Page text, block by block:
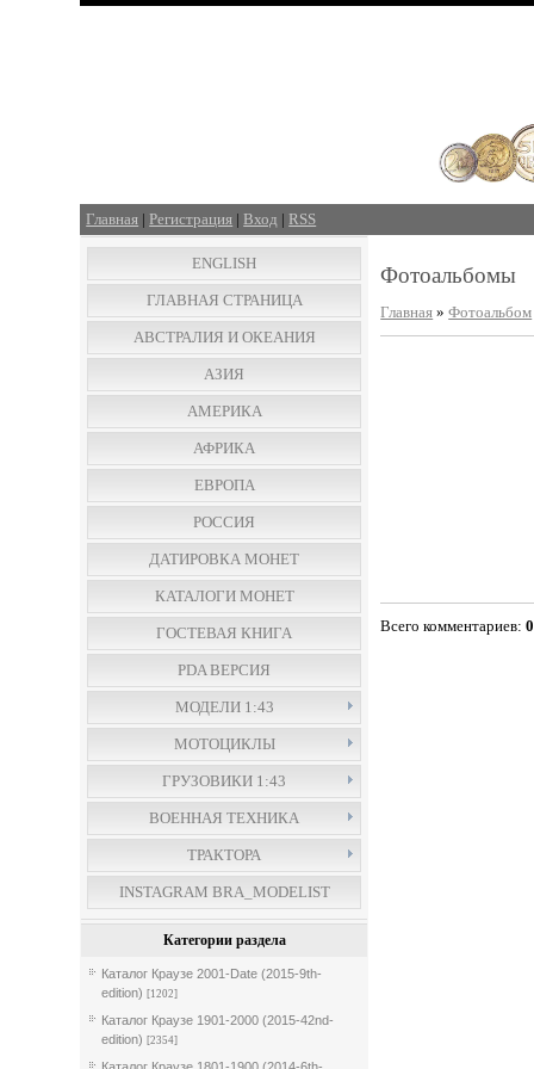
Главная | Регистрация |Вход | RSS
ENGLISH
ГЛАВНАЯ СТРАНИЦА
АВСТРАЛИЯ И ОКЕАНИЯ
АЗИЯ
АМЕРИКА
АФРИКА
ЕВРОПА
РОССИЯ
ДАТИРОВКА МОНЕТ
КАТАЛОГИ МОНЕТ
ГОСТЕВАЯ КНИГА
PDA ВЕРСИЯ
МОДЕЛИ 1:43
МОТОЦИКЛЫ
ГРУЗОВИКИ 1:43
ВОЕННАЯ ТЕХНИКА
ТРАКТОРА
INSTAGRAM BRA_MODELIST
Категории раздела
Каталог Краузе 2001-Date (2015-9th-
edition) [1202]
Каталог Краузе 1901-2000 (2015-42nd-
edition) [2354]
Фотоальбомы
Главная »Фотоальбом
Всего комментариев:0